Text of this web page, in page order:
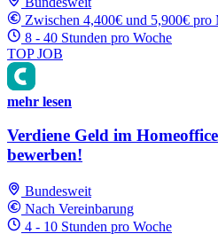
Zwischen 4,400€ und 5,900€ pro
8 - 40 Stunden pro Woche
TOP JOB
mehr lesen
Verdiene Geld im
bewerben!
Bundesweit
Nach Vereinbarung
4 - 10 Stunden pro Woche